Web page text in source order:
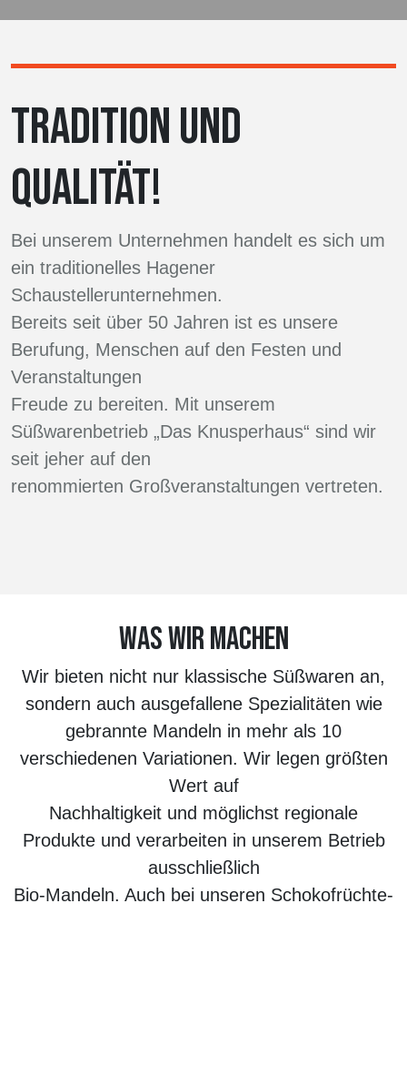
TRADITION UND
QUALITÄT!
Bei unserem Unternehmen handelt es sich um
ein traditionelles Hagener
Schaustellerunternehmen.
Bereits seit über 50 Jahren ist es unsere
Berufung, Menschen auf den Festen und
Veranstaltungen
Freude zu bereiten. Mit unserem
Süßwarenbetrieb „Das Knusperhaus“ sind wir
seit jeher auf den
renommierten Großveranstaltungen vertreten.
WAS WIR MACHEN
Wir bieten nicht nur klassische Süßwaren an,
sondern auch ausgefallene Spezialitäten wie
gebrannte Mandeln in mehr als 10
verschiedenen Variationen. Wir legen größten
Wert auf
Nachhaltigkeit und möglichst regionale
Produkte und verarbeiten in unserem Betrieb
ausschließlich
Bio-Mandeln. Auch bei unseren Schokofrüchte-